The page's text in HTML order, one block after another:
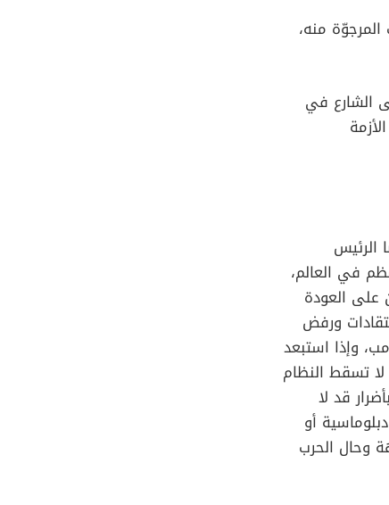
منه،
الشارع في
الرئيس
في العالم،
على العودة
ورفض
وإذا استبعد
لا تسقط النظام
قد لا
أو
وحال الحرب